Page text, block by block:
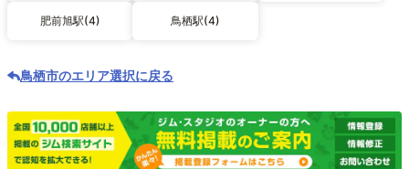
肥前旭駅(4) 鳥栖駅(4)
鳥栖市のエリア選択に戻る